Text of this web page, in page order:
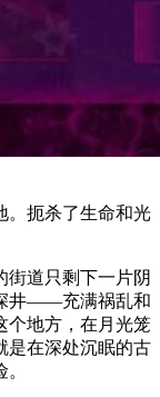
。扼杀了生命和光
街道只剩下一片阴
井——充满祸乱和
个地方，在月光笼
是在深处沉眠的古